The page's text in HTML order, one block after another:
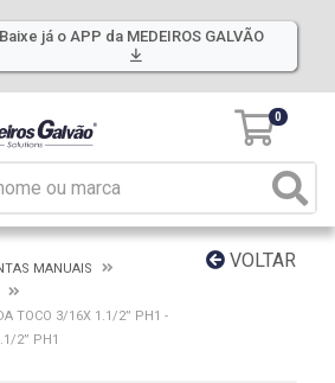
Baixe já o APP da MEDEIROS GALVÃO
0
VOLTAR
MANUAIS
TOCO 3/16X 1.1/2” PH1 -
2” PH1